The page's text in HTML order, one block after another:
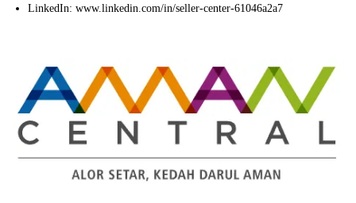
LinkedIn: www.linkedin.com/in/seller-center-61046a2a7